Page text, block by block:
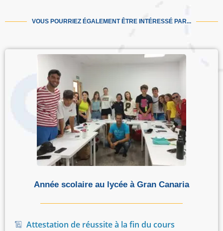
VOUS POURRIEZ ÉGALEMENT ÊTRE INTÉRESSÉ PAR...
Année scolaire au lycée à Gran Canaria
Attestation de réussite à la fin du cours